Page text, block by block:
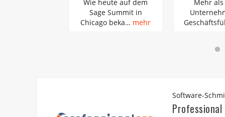
Die Geschäftswelt
verändert sich
ständig. Neue…mehr
Laut einer
Studie von
Emnid im
Software-
Professional